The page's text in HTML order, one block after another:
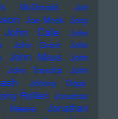
McDonald
Joe
Joe Meek Joey
John Cale
John
John Grant
John
John Maus
John
John Travolta
John
Johnny Depp
Rotten Jonathan
Meese
Jonathan